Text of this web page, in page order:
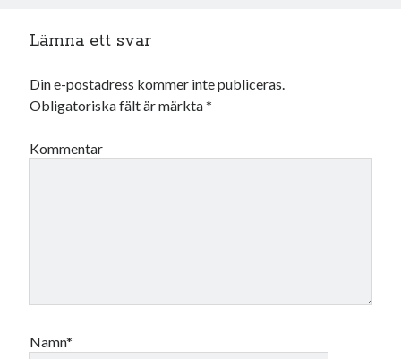
Lämna ett svar
Din e-postadress kommer inte publiceras.
Obligatoriska fält är märkta*
Kommentar
Namn*